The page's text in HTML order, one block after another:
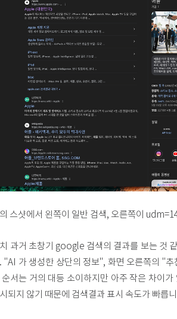
스샷에서 왼쪽이 일반 검색, 오른쪽이
과거 초창기 google 검색의 결과를 보는 것
"AI 가 생성한 상단의 정보", 화면 오른쪽의 "
순서는 거의 대등 소이하지만 아주 작은 차이
되지 않기 때문에 검색결과 표시 속도가 빠릅